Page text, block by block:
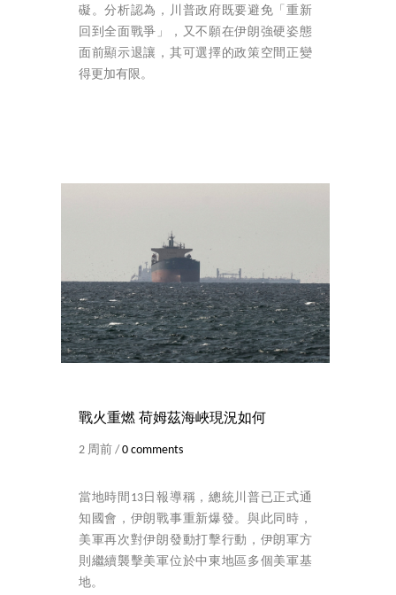
礙。分析認為，川普政府既要避免「重新
回到全面戰爭」，又不願在伊朗強硬姿態
面前顯示退讓，其可選擇的政策空間正變
得更加有限。
戰火重燃 荷姆茲海峽現況如何
2 周前 / 0 comments
當地時間13日報導稱，總統川普已正式通
知國會，伊朗戰事重新爆發。與此同時，
美軍再次對伊朗發動打擊行動，伊朗軍方
則繼續襲擊美軍位於中東地區多個美軍基
地。